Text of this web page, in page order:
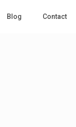
Blog Contact